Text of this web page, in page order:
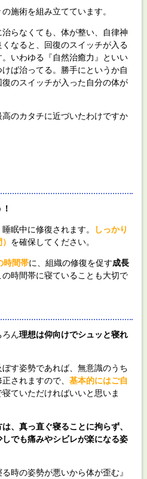
施術を組み立てています。
らなくても、体が整い、自律神
なると、回復のスイッチが入る
いわゆる『自然治癒力』といい
ば治ってる。勝手にというか自
のスイッチが入った自分の体が
のカタチに近づいたわけですか
眠中に修復されます。
しっかり
を確保してください。
時間帯に、組織の修復を促す成長
時間帯に寝ていることも大切で
ろん理想は仰向けでシュッと寝れ
す姿勢であれば、無意識のうち
されますので、 基本的にはご自
寝ていただければいいと思いま
、真っ直ぐ寝ることに拘らず、
でも痛みやシビレが楽になる姿
時の姿勢が悪いから体が歪む』